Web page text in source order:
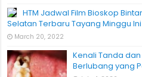
HTM Jadwal Film Bioskop
Selatan Terbaru Tayang Minggu
March 20, 2022
Kenali Tanda
Berlubang yang